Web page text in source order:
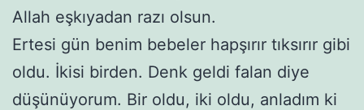
Allah eşkıyadan razı olsun.
Ertesi gün benim bebeler hapşırır tıksırır gibi
oldu. İkisi birden. Denk geldi falan diye
düşünüyorum. Bir oldu, iki oldu, anladım ki